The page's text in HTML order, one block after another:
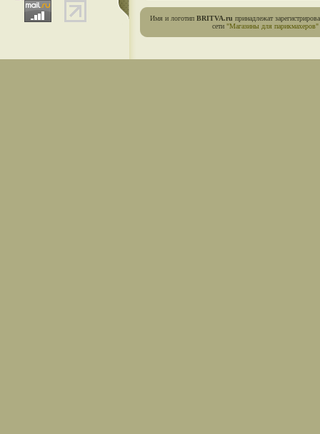
Имя и логотип BRITVA.ru принадлежат
сети "Магазины для парикмахеров"